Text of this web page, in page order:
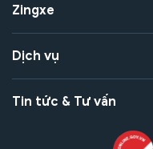
Zingxe
Dịch vụ
Tin tức & Tư vấn